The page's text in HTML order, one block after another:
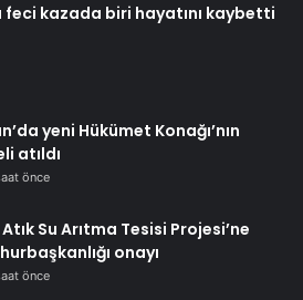
feci kazada biri hayatını kaybetti
yeni Hükümet Konağı’nın
atıldı
önce
Su Arıtma Tesisi Projesi’ne
onayı
önce